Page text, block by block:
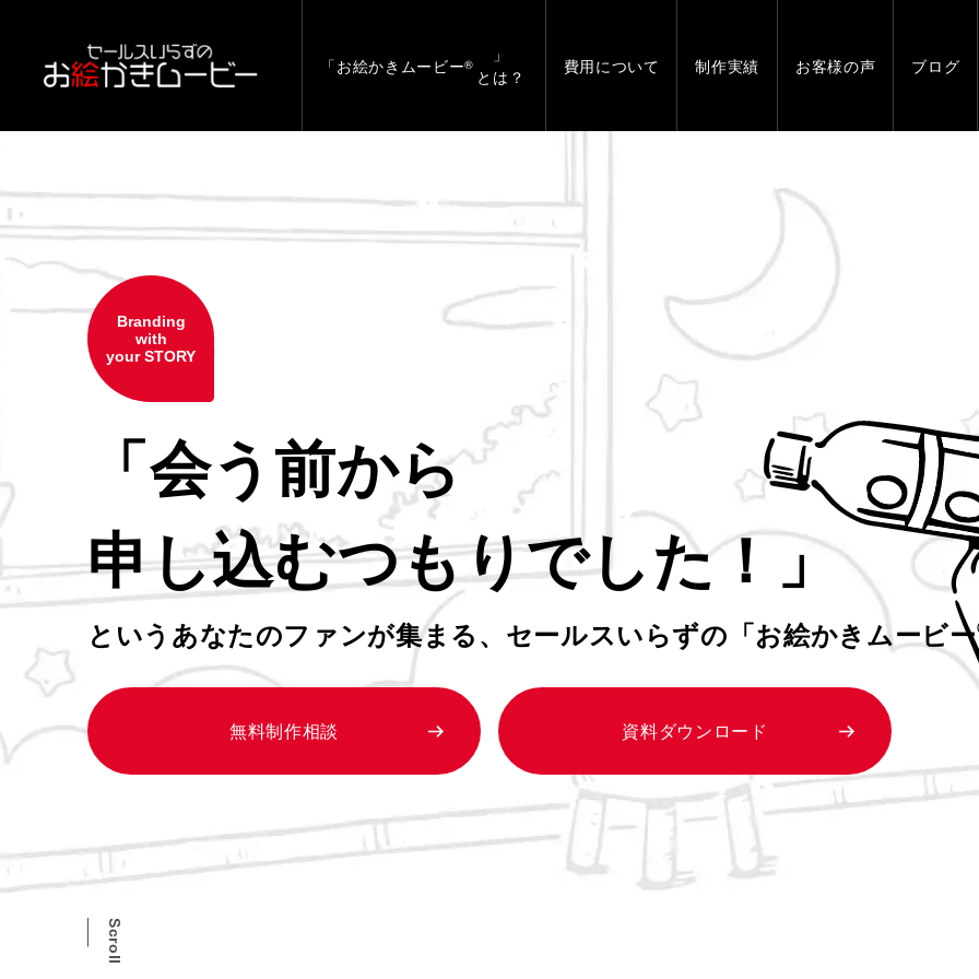
「お絵かきムービー®
」
とは？
費用について 制作実績 お客様の声 ブログ
Branding
with
your STORY
「会う前から
申し込むつもりでした！」
というあなたのファンが集まる、 セールスいらずの「お絵かきムービー
無料制作相談 資料ダウンロード
Scroll